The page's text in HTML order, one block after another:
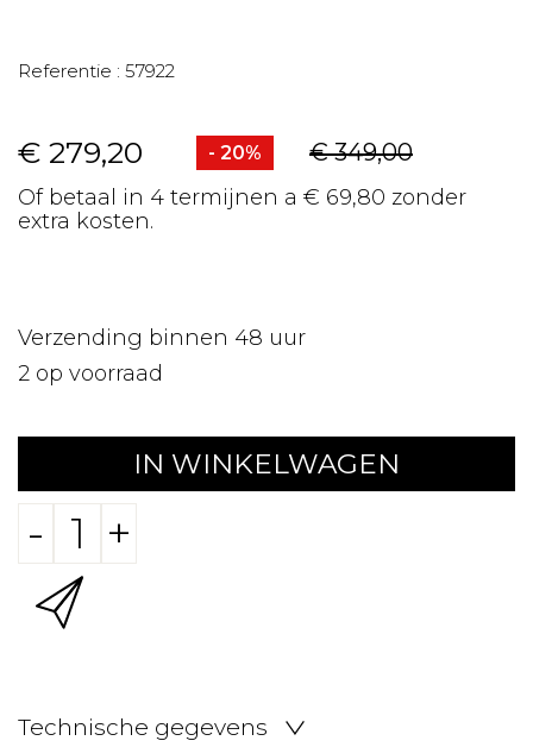
Referentie : 57922
€ 279,20 - 20% € 349,00
Of betaal in 4 termijnen a € 69,80 zonder
extra kosten.
Verzending binnen 48 uur
2 op voorraad
IN WINKELWAGEN
- +
Technische gegevens